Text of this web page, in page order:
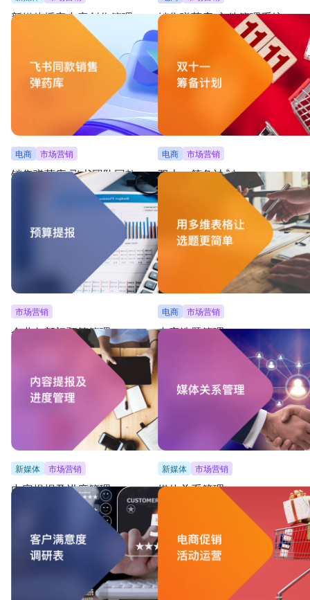
新媒体播客内容创作管理
管理所有内容选题、创作进度、嘉宾信息和存档，
在启动后会自动给指定人员发送通知
销售弹药库-文件管理系统
涵盖演示素材、展示内容、产品信息、
分类，助企业商业化文件实现系统化管理
电商 市场营销
销售弹药库-飞书团队同款
搭建市场素材资料库，按素材类型分类，便于查
找；嵌入视频、推文、图片，便于跳转浏览
电商 市场营销
双十一筹备计划
备战双十一，用一张表管理双十一所有
项目时间线并分阶段按分工推进
市场营销
企业各部门预算管理
分享「预算提报」表单至各部门，收集部门预算，
电商 市场营销
内容选题管理
一表实现选题管理，汇集主题、形式、
直观查看选题参考、提报人与负责人
新媒体 市场营销
内容提报及进度管理
汇总内容排期，包括节日热点、主题分类等方式，
新媒体 市场营销
媒体关系管理
汇总KOL资源与媒体关系，记录联系方式